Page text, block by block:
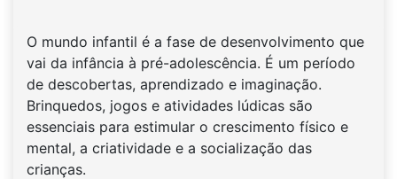
O mundo infantil é a fase de desenvolvimento que
vai da infância à pré-adolescência. É um período
de descobertas, aprendizado e imaginação.
Brinquedos, jogos e atividades lúdicas são
essenciais para estimular o crescimento físico e
mental, a criatividade e a socialização das
crianças.